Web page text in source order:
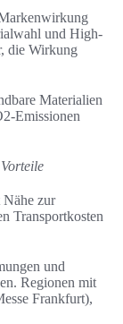
und High-
die Wirkung
Materialien
Emissionen
Nähe zur
Transportkosten
und
Regionen mit
Frankfurt),